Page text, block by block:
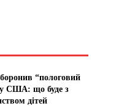
“пологовий
США: що буде з
дітей